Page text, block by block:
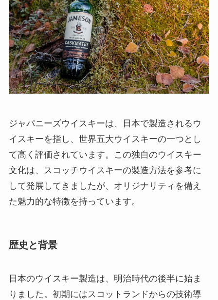
ジャパニーズウイスキーは、日本で製造されるウ
イスキーを指し、世界五大ウイスキーの一つとし
て高く評価されています。この独自のウイスキー
文化は、スコッチウイスキーの製造方法を参考に
して発展してきましたが、オリジナリティを備え
た魅力的な特徴を持っています。
歴史と背景
日本のウイスキー製造は、明治時代の後半に始ま
りました。初期にはスコットランドからの技術導